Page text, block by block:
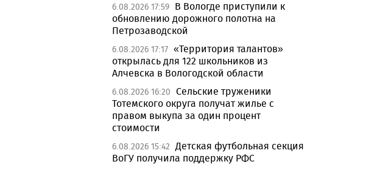
6.08.2026 17:59 В Вологде приступили к
обновлению дорожного полотна на
Петрозаводской
6.08.2026 17:17 «Территория талантов»
открылась для 122 школьников из
Алчевска в Вологодской области
6.08.2026 16:20 Сельские труженики
Тотемского округа получат жилье с
правом выкупа за один процент
стоимости
6.08.2026 15:42 Детская футбольная секция
ВоГУ получила поддержку РФС